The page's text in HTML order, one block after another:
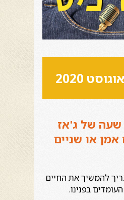
2020
שעה של ג'אז
או שניים
להמשיך את החיים
בפנינו.